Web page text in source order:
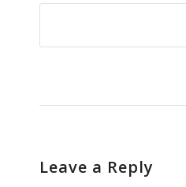
Leave a Reply